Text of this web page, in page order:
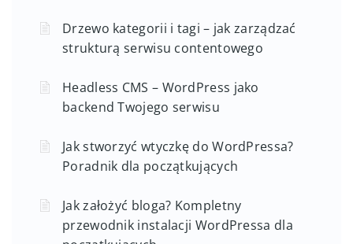
Drzewo kategorii i tagi – jak zarządzać
strukturą serwisu contentowego
Headless CMS – WordPress jako
backend Twojego serwisu
Jak stworzyć wtyczkę do WordPressa?
Poradnik dla początkujących
Jak założyć bloga? Kompletny
przewodnik instalacji WordPressa dla